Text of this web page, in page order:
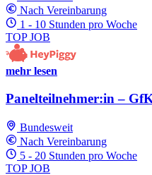
Nach Vereinbarung
1 - 10 Stunden pro Woche
TOP JOB
mehr lesen
Panelteilnehmer:in –
Bundesweit
Nach Vereinbarung
5 - 20 Stunden pro Woche
TOP JOB